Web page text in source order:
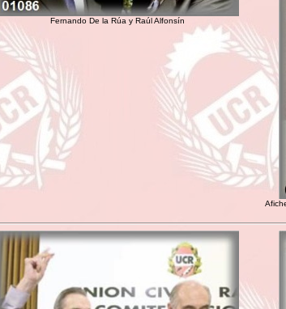
Fernando De la Rúa y Raúl Alfonsín